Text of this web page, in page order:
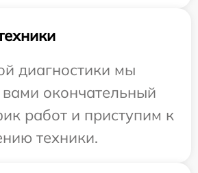
диагностики мы
вами окончательный
работ и приступим к
техники.